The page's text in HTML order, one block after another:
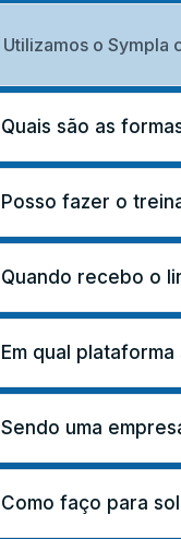
Utilizamos o Sympla
Quais são as
Posso fazer o
Quando recebo o
Em qual
Sendo uma
Como faço para